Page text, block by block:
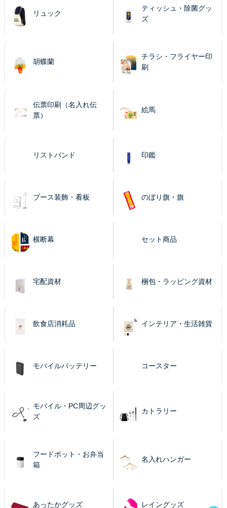
リュック
ティッシュ・除菌グッ
ズ
胡蝶蘭
チラシ・フライヤー印
刷
伝票印刷（名入れ伝
票）
絵馬
リストバンド 印鑑
ブース装飾・看板 のぼり旗・旗
横断幕 セット商品
宅配資材 梱包・ラッピング資材
飲食店消耗品 インテリア・生活雑貨
モバイルバッテリー コースター
モバイル・PC周辺グッ
ズ
カトラリー
フードポット・お弁当
箱
名入れハンガー
あったかグッズ レイングッズ